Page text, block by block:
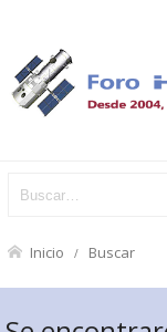
Inicio Buscar